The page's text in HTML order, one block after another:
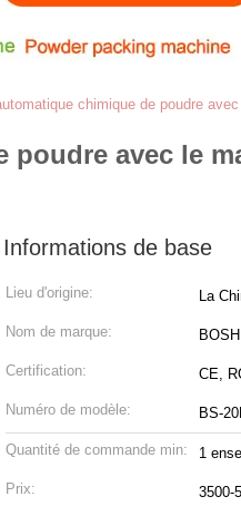
chimique de poudre
avec le
Informations de base
Lieu d'origine: La
Nom de marque:
Certification: CE,
Numéro de modèle: BS-
Quantité de commande min: 1
Prix: 3500-